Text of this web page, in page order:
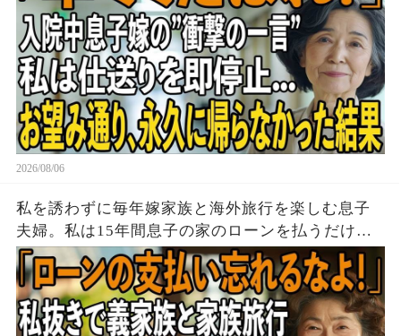
2026/08/06
私を誘わずに毎年嫁家族と海外旅行を楽しむ息子
夫婦。私は15年間息子の家のローンを払うだけ黙
って実印を押し家を即売却→帰国後、他人が住む
家を見た息子は顔面蒼白に